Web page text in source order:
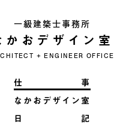
一級建築士事務所
かおデザイン室
+ ENGINEER OFFICE
仕 事
なかおデザイン室
日 記